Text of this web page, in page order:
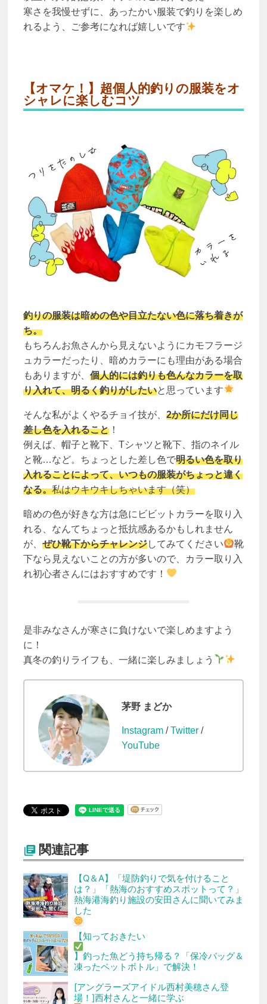
寒さを我慢せずに、あったかい服装で釣りを楽しめ
れるよう、ご参考になれば嬉しいです
【オマケ！】超個人的釣りの服装をオ
シャレに楽しむコツ
釣りの服装は暗めの色や目立たない色に落ち着きが
ち。
もちろんお魚さんから見えないようにカモフラージ
ュカラーだったり、暗めカラーにも理由がある場合
もありますが、 個人的には釣りも色んなカラーを取
り入れて、明るく釣りがしたいと思っています
そんな私がよくやるチョイ技が、 2か所にだけ同じ
差し色を入れること！
例えば、帽子と靴下、Tシャツと靴下、指のネイル
と靴…など。ちょっとした差し色で明るい色を取り
入れることによって、いつもの服装がちょっと違く
なる。私はウキウキしちゃいます（笑）
暗めの色が好きな方は急にビビットカラーを取り入
れる、なんてちょっと抵抗感あるかもしれません
が、 ぜひ靴下からチャレンジしてみてください
靴
下なら見えないことの方が多いので、カラー取り入
れ初心者さんにはおすすめです！
是非みなさんが寒さに負けないで楽しめますよう
に！
真冬の釣りライフも、一緒に楽しみましょう
茅野 まどか
Instagram/Twitter/
YouTube
 関連記事
【Q＆A】「堤防釣りで気を付けること
は？」「熱海のおすすめスポットって？」
熱海港海釣り施設の安田さんに聞いてみま
した
【知っておきたい
】釣った魚どう持ち帰る？「保冷バッグ＆
凍ったペットボトル」で解決！
[アングラーズアイドル西村美穂さん登
場！]西村さんと一緒に学ぶ